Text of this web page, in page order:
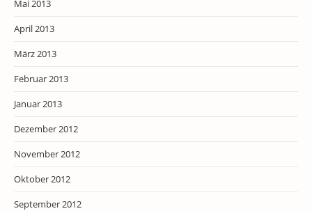
Mai 2013
April 2013
März 2013
Februar 2013
Januar 2013
Dezember 2012
November 2012
Oktober 2012
September 2012